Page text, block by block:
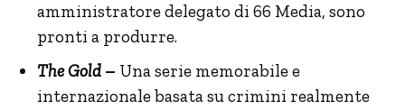
amministratore delegato di 66 Media, sono
pronti a produrre.
The Gold – Una serie memorabile e
internazionale basata su crimini realmente